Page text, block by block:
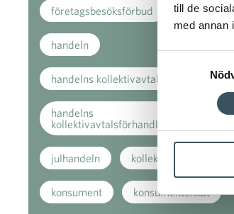
till de
med annan
företagsbesöksförbud
handeln
handelns kollektivavtal
handelns
kollektivavtalsförhandlingar
julhandeln kollektivavtal
konsument konsumentenkät